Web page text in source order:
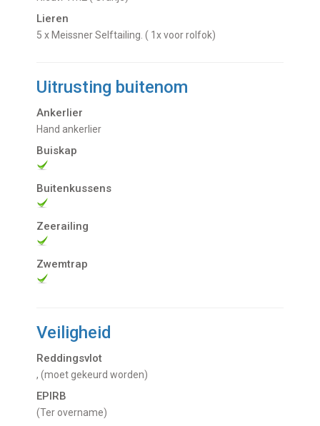
Lieren
5 x Meissner Selftailing. ( 1x voor rolfok)
Uitrusting buitenom
Ankerlier
Hand ankerlier
Buiskap
Buitenkussens
Zeerailing
Zwemtrap
Veiligheid
Reddingsvlot
, (moet gekeurd worden)
EPIRB
(ter overname)